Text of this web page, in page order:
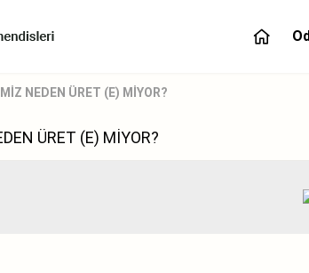
NEDEN ÜRET (E) MİYOR?
ÜRET (E) MİYOR?